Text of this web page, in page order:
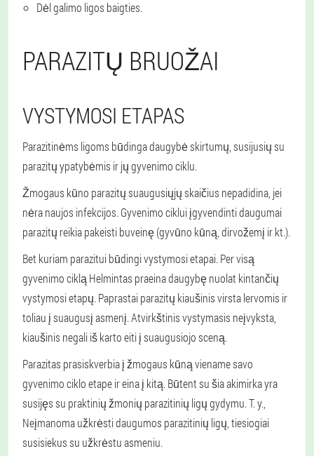
Dėl galimo ligos baigties.
PARAZITŲ BRUOŽAI
VYSTYMOSI ETAPAS
Parazitinėms ligoms būdinga daugybė skirtumų, susijusių su
parazitų ypatybėmis ir jų gyvenimo ciklu.
Žmogaus kūno parazitų suaugusiųjų skaičius nepadidina, jei
nėra naujos infekcijos. Gyvenimo ciklui įgyvendinti daugumai
parazitų reikia pakeisti buveinę (gyvūno kūną, dirvožemį ir kt.).
Bet kuriam parazitui būdingi vystymosi etapai. Per visą
gyvenimo ciklą Helmintas praeina daugybę nuolat kintančių
vystymosi etapų. Paprastai parazitų kiaušinis virsta lervomis ir
toliau į suaugusį asmenį. Atvirkštinis vystymasis neįvyksta,
kiaušinis negali iš karto eiti į suaugusiojo sceną.
Parazitas prasiskverbia į žmogaus kūną viename savo
gyvenimo ciklo etape ir eina į kitą. Būtent su šia akimirka yra
susijęs su praktinių žmonių parazitinių ligų gydymu. T. y.,
Neįmanoma užkrėsti daugumos parazitinių ligų, tiesiogiai
susisiekus su užkrėstu asmeniu.